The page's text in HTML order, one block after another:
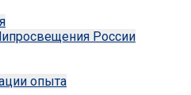
России
опыта